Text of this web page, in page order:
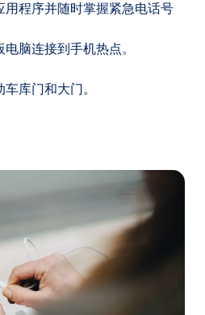
用程序并随时掌握紧急电话号
脑连接到手机热点。
库门和大门。